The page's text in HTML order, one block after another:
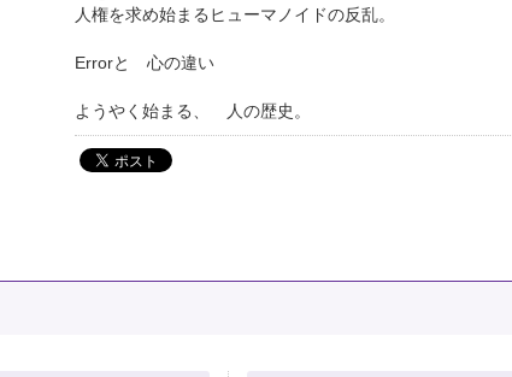
人権を求め始まるヒューマノイドの反乱。
Errorと 心の違い
ようやく始まる、 人の歴史。